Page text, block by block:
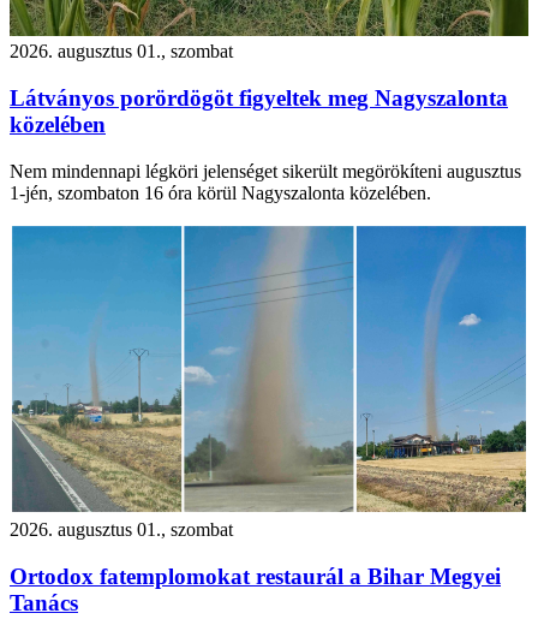
2026. augusztus 01., szombat
Látványos porördögöt figyeltek meg Nagyszalonta
közelében
Nem mindennapi légköri jelenséget sikerült megörökíteni augusztus
1-jén, szombaton 16 óra körül Nagyszalonta közelében.
2026. augusztus 01., szombat
Ortodox fatemplomokat restaurál a Bihar Megyei
Tanács